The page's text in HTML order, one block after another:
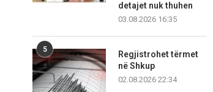
detajet nuk thuhen
03.08.2026 16:35
5
Regjistrohet tërmet
në Shkup
02.08.2026 22:34